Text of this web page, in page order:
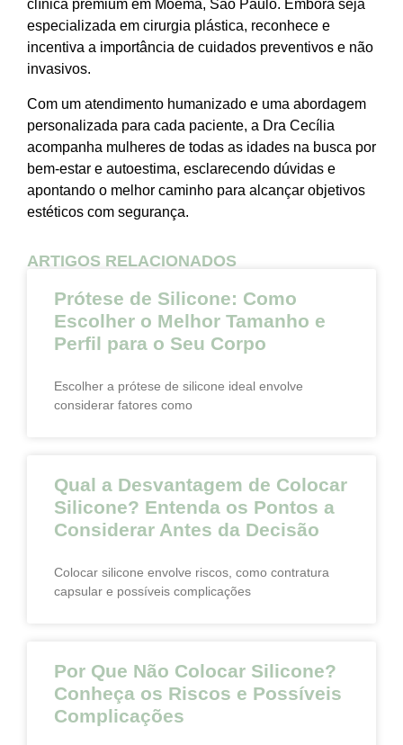
clínica premium em Moema, São Paulo. Embora seja
especializada em cirurgia plástica, reconhece e
incentiva a importância de cuidados preventivos e não
invasivos.
Com um atendimento humanizado e uma abordagem
personalizada para cada paciente, a Dra Cecília
acompanha mulheres de todas as idades na busca por
bem-estar e autoestima, esclarecendo dúvidas e
apontando o melhor caminho para alcançar objetivos
estéticos com segurança.
ARTIGOS RELACIONADOS
Prótese de Silicone: Como
Escolher o Melhor Tamanho e
Perfil para o Seu Corpo
Escolher a prótese de silicone ideal envolve
considerar fatores como
Qual a Desvantagem de Colocar
Silicone? Entenda os Pontos a
Considerar Antes da Decisão
Colocar silicone envolve riscos, como contratura
capsular e possíveis complicações
Por Que Não Colocar Silicone?
Conheça os Riscos e Possíveis
Complicações